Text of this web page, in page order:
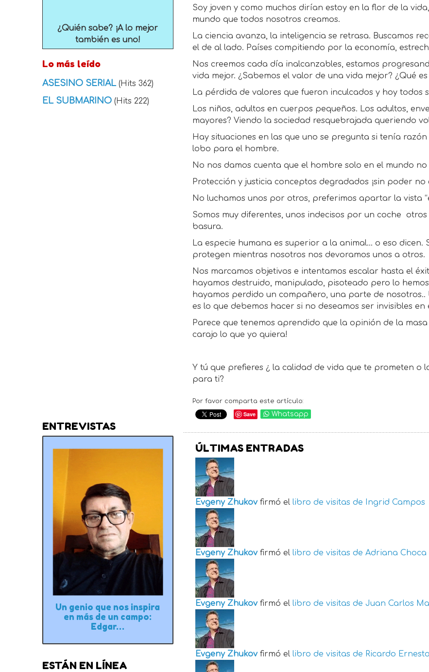
Soy joven y como muchos dirían estoy en la flor de la
mundo que todos nosotros creamos.
La ciencia avanza, la inteligencia se retrasa. Buscamos
el de al lado. Países compitiendo por la economía,
Nos creemos cada día inalcanzables, estamos
vida mejor. ¿Sabemos el valor de una vida mejor? ¿Qué
La pérdida de valores que fueron inculcados y hoy todos
Los niños, adultos en cuerpos pequeños. Los adultos,
mayores? Viendo la sociedad resquebrajada queriendo
Hay situaciones en las que uno se pregunta si tenía
lobo para el hombre.
No nos damos cuenta que el hombre solo en el mundo no
Protección y justicia conceptos degradados ¡sin poder
No luchamos unos por otros, preferimos apartar la vista
Somos muy diferentes, unos indecisos por un coche
basura.
La especie humana es superior a la animal… o eso dicen.
protegen mientras nosotros nos devoramos unos a otros.
Nos marcamos objetivos e intentamos escalar hasta el
hayamos destruido, manipulado, pisoteado pero lo
hayamos perdido un compañero, una parte de nosotros..
es lo que debemos hacer si no deseamos ser invisibles en
Parece que tenemos aprendido que la opinión de la
carajo lo que yo quiera!
Y tú que prefieres ¿ la calidad de vida que te prometen o
para ti?
Por favor comparta este artículo:
Save Whatsapp
ÚLTIMAS ENTRADAS
Evgeny Zhukov firmó el libro de visitas de Ingrid Campos
Evgeny Zhukov firmó el libro de visitas de Adriana Choca
Evgeny Zhukov firmó el libro de visitas de Juan Carlos
Evgeny Zhukov firmó el libro de visitas de Ricardo
¿Quién sabe? ¡A lo mejor
también es uno!
Lo más leído
ASESINO SERIAL (Hits 362)
EL SUBMARINO (Hits 222)
ENTREVISTAS
Un genio que nos inspira
en más de un campo:
Edgar…
ESTÁN EN LÍNEA